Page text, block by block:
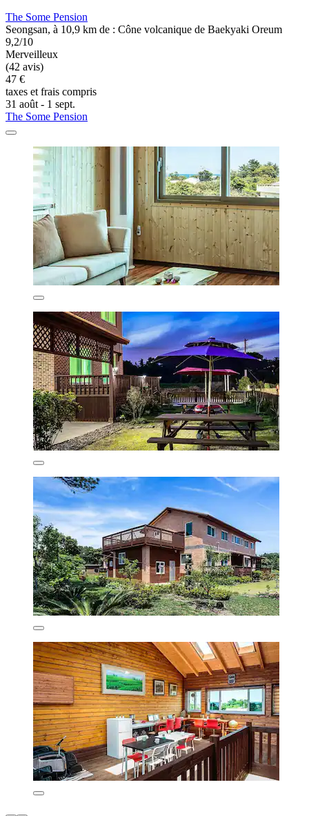
The Some Pension
Seongsan, à 10,9 km de : Cône volcanique de Baekyaki Oreum
9,2/10
Merveilleux
(42 avis)
47 €
taxes et frais compris
31 août - 1 sept.
The Some Pension